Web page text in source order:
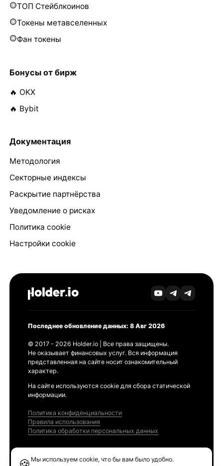
ТОП Стейблкоинов
Токены метавселенных
Фан токены
Бонусы от бирж
🔥 OKX
🔥 Bybit
Документация
Методология
Секторные индексы
Раскрытие партнёрства
Уведомление о рисках
Политика cookie
Настройки cookie
Последнее обновление данных: 8 Авг 2026
© 2017 - 2026 Holder.io | Все права защищены.
Не оказывает финансовых услуг. Вся информация
представленная на сайте носит ознакомительный
характер.
На сайте используются cookie для сбора статической
информации.
Политика конфиденциальности
Правила использования
Политика обработки персональных данных
Мы используем cookie, что бы вам было удобно.